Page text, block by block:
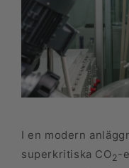
I en modern
superkritiska CO2-